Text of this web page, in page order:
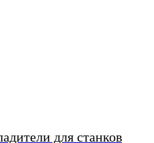
для станков